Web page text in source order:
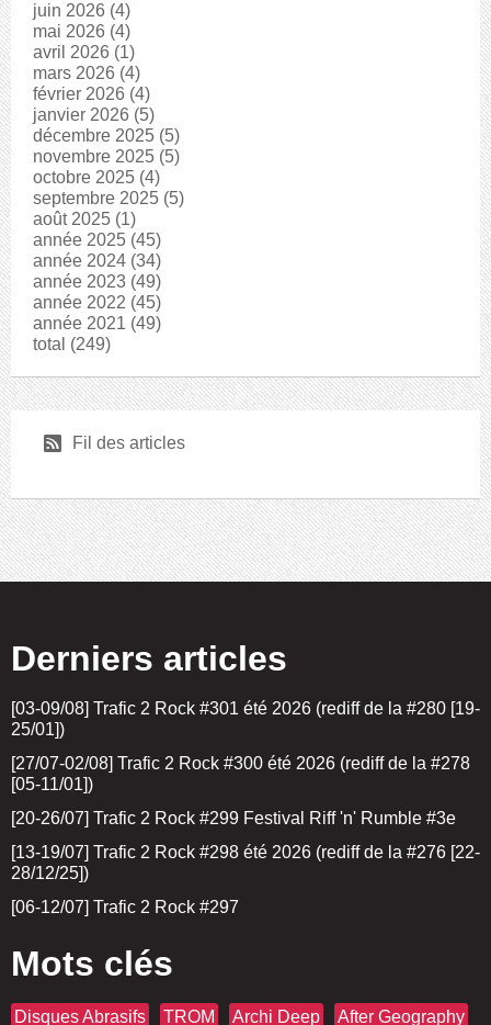
juin 2026 (4)
mai 2026 (4)
avril 2026 (1)
mars 2026 (4)
février 2026 (4)
janvier 2026 (5)
décembre 2025 (5)
novembre 2025 (5)
octobre 2025 (4)
septembre 2025 (5)
août 2025 (1)
année 2025 (45)
année 2024 (34)
année 2023 (49)
année 2022 (45)
année 2021 (49)
total (249)
r Fil des articles
Derniers articles
[03-09/08] Trafic 2 Rock #301 été 2026 (rediff de la #280 [19-
25/01])
[27/07-02/08] Trafic 2 Rock #300 été 2026 (rediff de la #278
[05-11/01])
[20-26/07] Trafic 2 Rock #299 Festival Riff 'n' Rumble #3e
[13-19/07] Trafic 2 Rock #298 été 2026 (rediff de la #276 [22-
28/12/25])
[06-12/07] Trafic 2 Rock #297
Mots clés
Disques Abrasifs TROM Archi Deep After Geography